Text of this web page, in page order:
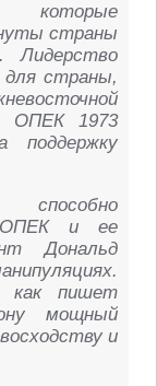
которые
страны
Лидерство
страны,
ОПЕК 1973
поддержку
ОПЕК и ее
Дональд
как пишет
мощный
и